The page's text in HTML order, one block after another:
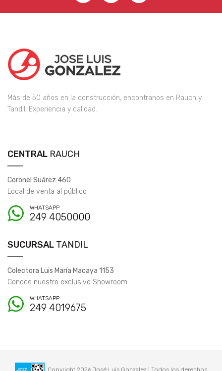
Más de 50 años en la construcción, encontranos en Rauch y
Tandil, Experiencia y calidad.
CENTRAL RAUCH
Coronel Suárez 460
Local de venta al público
WHATSAPP
249 4050000
SUCURSAL TANDIL
Colectora Luis María Macaya 1153
Conoce nuestro exclusivo Showroom
WHATSAPP
249 4019675
Copyright 2026 José Luis Gonzalez | Todos los derechos